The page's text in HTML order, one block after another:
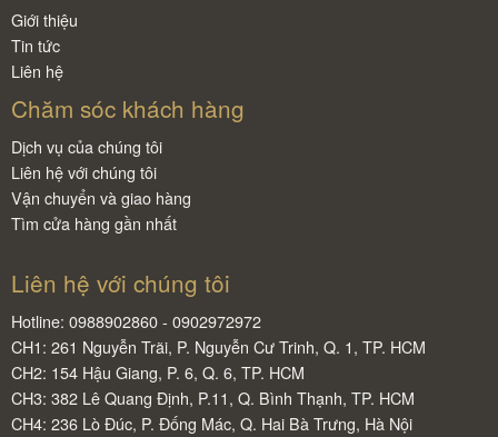
Giới thiệu
Tin tức
Liên hệ
Chăm sóc khách hàng
Dịch vụ của chúng tôi
Liên hệ với chúng tôi
Vận chuyển và giao hàng
Tìm cửa hàng gần nhất
Liên hệ với chúng tôi
Hotline: 0988902860 - 0902972972
CH1: 261 Nguyễn Trãi, P. Nguyễn Cư Trinh, Q. 1, TP. HCM
CH2: 154 Hậu Giang, P. 6, Q. 6, TP. HCM
CH3: 382 Lê Quang Định, P.11, Q. Bình Thạnh, TP. HCM
CH4: 236 Lò Đúc, P. Đống Mác, Q. Hai Bà Trưng, Hà Nội